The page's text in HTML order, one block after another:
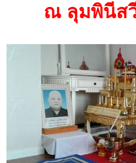
ณ ลุมพินีส